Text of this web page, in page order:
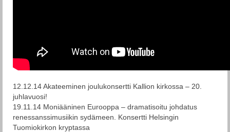
12.12.14 Akateeminen joulukonsertti Kallion kirkossa – 20.
juhlavuosi!
19.11.14 Moniääninen Eurooppa – dramatisoitu johdatus
renessanssimusiikin sydämeen. Konsertti Helsingin
Tuomiokirkon kryptassa